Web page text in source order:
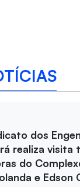
dos
realiza visita
do
e Edson